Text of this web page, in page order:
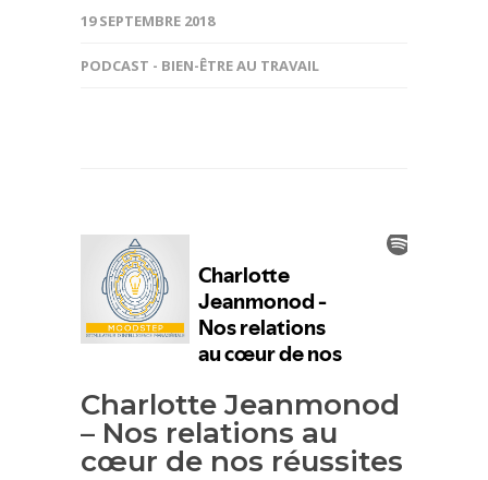
19 SEPTEMBRE 2018
PODCAST - BIEN-ÊTRE AU TRAVAIL
Charlotte Jeanmonod
– Nos relations au
cœur de nos réussites